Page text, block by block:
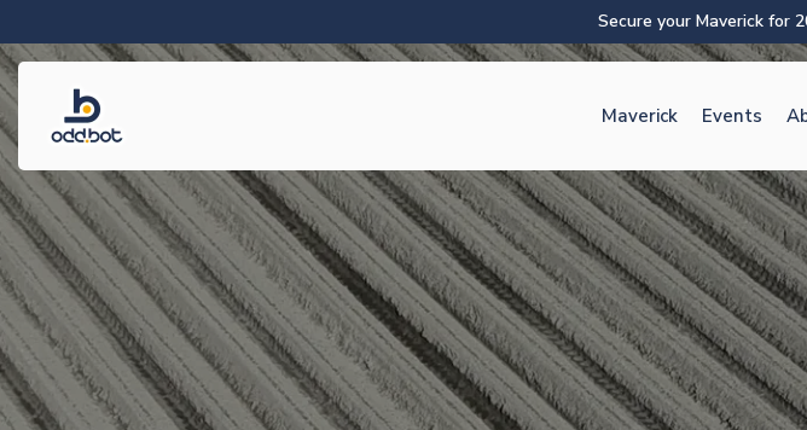
Secure your Maverick for
Maverick Events